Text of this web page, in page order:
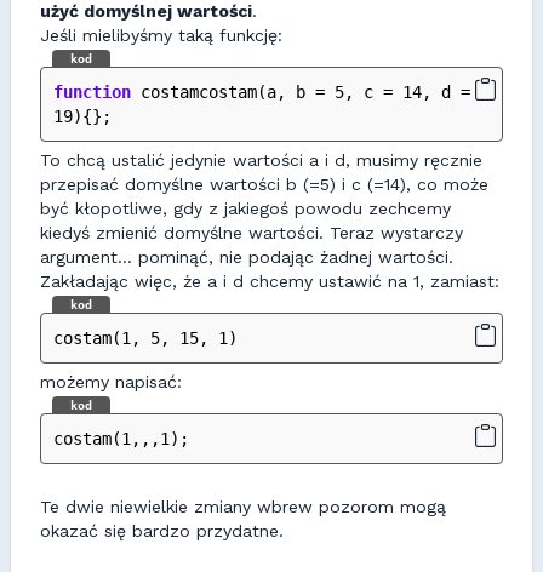
użyć domyślnej wartości.
Jeśli mielibyśmy taką funkcję:
kod
function costamcostam(a, b = 5, c = 14, d =
19){};
To chcą ustalić jedynie wartości a i d, musimy ręcznie
przepisać domyślne wartości b (=5) i c (=14), co może
być kłopotliwe, gdy z jakiegoś powodu zechcemy
kiedyś zmienić domyślne wartości. Teraz wystarczy
argument... pominąć, nie podając żadnej wartości.
Zakładając więc, że a i d chcemy ustawić na 1, zamiast:
kod
costam(1, 5, 15, 1)
możemy napisać:
kod
costam(1,,,1);
Te dwie niewielkie zmiany wbrew pozorom mogą
okazać się bardzo przydatne.